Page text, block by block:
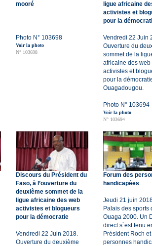
mooré
Photo N° 103698
Voir la photo
N° 103698
ligue africaine
activistes et
pour la
Vendredi 22 Juin
Ouverture du
sommet de la
africaine des web
activistes et
pour la
Ouagadougou.
Photo N° 103694
Voir la photo
N° 103694
Discours du Président du
Faso, à l’ouverture du
deuxième sommet de la
ligue africaine des web
activistes et blogueurs
pour la démocratie
Vendredi 22 Juin 2018.
Ouverture du deuxième
Forum des
handicapées
Jeudi 21 juin
Palais des sports
Ouaga 2000. Un
direct s`est tenu
Président Roch
personnes